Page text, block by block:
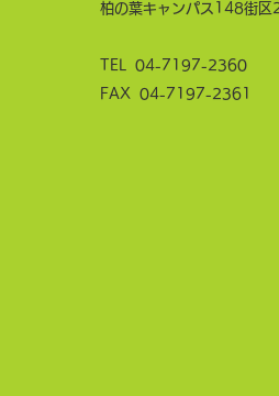
柏の葉キャンパス148街
TEL 04-7197-2360
FAX 04-7197-2361